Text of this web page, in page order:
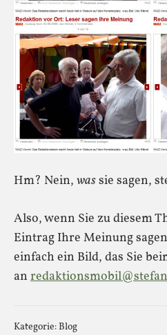
Hm? Nein, wassie sagen,
Also, wenn Sie zu diesem
Eintrag Ihre Meinung
einfach ein Bild, das Sie
an
Kategorie:Blog